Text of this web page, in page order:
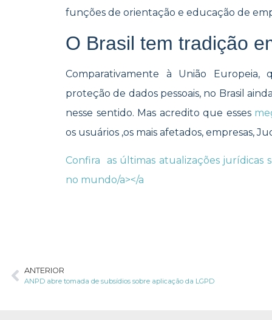
funções de orientação e educação de
O Brasil tem tradição
Comparativamente à União
proteção de dados pessoais, no Brasil
nesse sentido. Mas acredito que esses
os usuários ,os mais afetados, empresas,
Confira as últimas atualizações jurídicas
no mundo/a></a
ANTERIOR
ANPD abre tomada de subsídios sobre aplicação da LGPD